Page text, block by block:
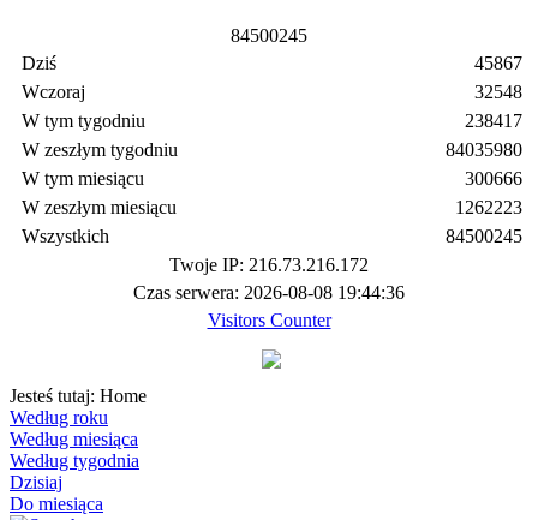
84500245
Dziś
Wczoraj
W tym tygodniu
W zeszłym tygodniu
W tym miesiącu
W zeszłym miesiącu
Wszystkich
45867
32548
238417
84035980
300666
1262223
84500245
Twoje IP: 216.73.216.172
Czas serwera: 2026-08-08 19:44:36
Visitors Counter
Jesteś tutaj: Home
Według roku
Według miesiąca
Według tygodnia
Dzisiaj
Do miesiąca